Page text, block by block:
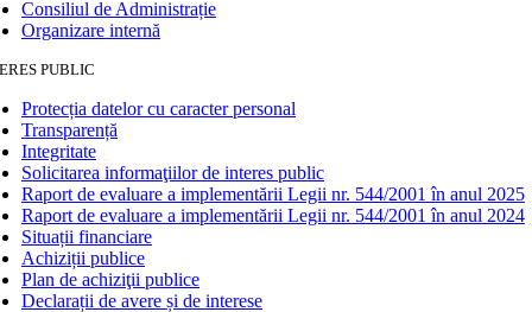
Consiliul de Administrație
Organizare internă
PUBLIC
Protecția datelor cu caracter personal
Transparență
Integritate
Solicitarea informaţiilor de interes public
Raport de evaluare a implementării Legii nr. 544/2001 în anul 2025
Raport de evaluare a implementării Legii nr. 544/2001 în anul 2024
Situații financiare
Achiziții publice
Plan de achiziţii publice
Declarații de avere și de interese